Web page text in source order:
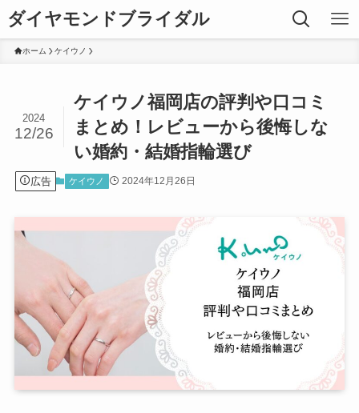
ダイヤモンドブライダル
ホーム ケイウノ
ケイウノ福岡店の評判や口コミ
まとめ！レビューから後悔しな
い婚約・結婚指輪選び
2024
12/26
広告 ケイウノ 2024年12月26日